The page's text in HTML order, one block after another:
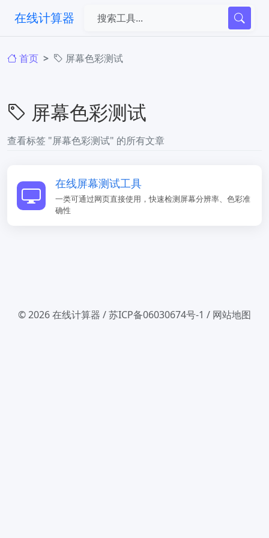
在线计算器
首页 屏幕色彩测试
屏幕色彩测试
查看标签 "屏幕色彩测试" 的所有文章
在线屏幕测试工具
一类可通过网页直接使用，快速检测屏幕分辨率、色彩准
确性
© 2026在线计算器 /苏ICP备06030674号-1 / 网站地图